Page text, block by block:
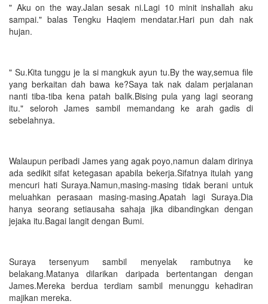
" Aku on the way.Jalan sesak ni.Lagi 10 minit inshallah aku
sampai." balas Tengku Haqiem mendatar.Hari pun dah nak
hujan.
" Su.Kita tunggu je la si mangkuk ayun tu.By the way,semua file
yang berkaitan dah bawa ke?Saya tak nak dalam perjalanan
nanti tiba-tiba kena patah balik.Bising pula yang lagi seorang
itu." seloroh James sambil memandang ke arah gadis di
sebelahnya.
Walaupun peribadi James yang agak poyo,namun dalam dirinya
ada sedikit sifat ketegasan apabila bekerja.Sifatnya itulah yang
mencuri hati Suraya.Namun,masing-masing tidak berani untuk
meluahkan perasaan masing-masing.Apatah lagi Suraya.Dia
hanya seorang setiausaha sahaja jika dibandingkan dengan
jejaka itu.Bagai langit dengan Bumi.
Suraya tersenyum sambil menyelak rambutnya ke
belakang.Matanya dilarikan daripada bertentangan dengan
James.Mereka berdua terdiam sambil menunggu kehadiran
majikan mereka.